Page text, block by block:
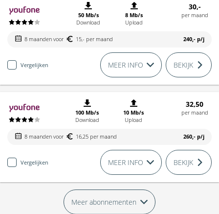
50 Mb/s
Download
8 Mb/s
Upload
30,-
per maand
8 maanden voor 15,- per maand 240,- p/j
Vergelijken MEER INFO BEKIJK
100 Mb/s
Download
10 Mb/s
Upload
32,50
per maand
8 maanden voor 16,25 per maand 260,- p/j
Vergelijken MEER INFO BEKIJK
Meer abonnementen